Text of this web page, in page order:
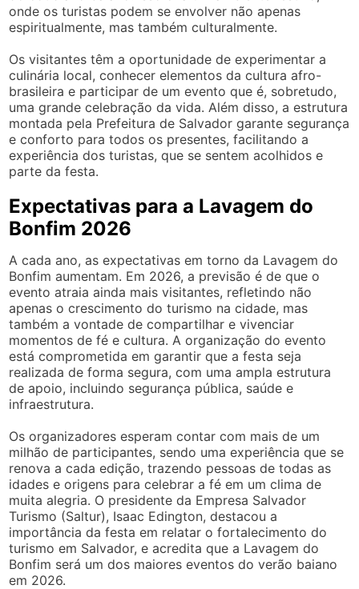
onde os turistas podem se envolver não apenas
espiritualmente, mas também culturalmente.
Os visitantes têm a oportunidade de experimentar a
culinária local, conhecer elementos da cultura afro-
brasileira e participar de um evento que é, sobretudo,
uma grande celebração da vida. Além disso, a estrutura
montada pela Prefeitura de Salvador garante segurança
e conforto para todos os presentes, facilitando a
experiência dos turistas, que se sentem acolhidos e
parte da festa.
Expectativas para a Lavagem do
Bonfim 2026
A cada ano, as expectativas em torno da Lavagem do
Bonfim aumentam. Em 2026, a previsão é de que o
evento atraia ainda mais visitantes, refletindo não
apenas o crescimento do turismo na cidade, mas
também a vontade de compartilhar e vivenciar
momentos de fé e cultura. A organização do evento
está comprometida em garantir que a festa seja
realizada de forma segura, com uma ampla estrutura
de apoio, incluindo segurança pública, saúde e
infraestrutura.
Os organizadores esperam contar com mais de um
milhão de participantes, sendo uma experiência que se
renova a cada edição, trazendo pessoas de todas as
idades e origens para celebrar a fé em um clima de
muita alegria. O presidente da Empresa Salvador
Turismo (Saltur), Isaac Edington, destacou a
importância da festa em relatar o fortalecimento do
turismo em Salvador, e acredita que a Lavagem do
Bonfim será um dos maiores eventos do verão baiano
em 2026.